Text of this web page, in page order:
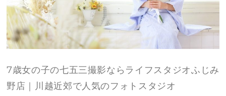
7歳女の子の七五三撮影ならライフスタジオふじみ
野店｜川越近郊で人気のフォトスタジオ